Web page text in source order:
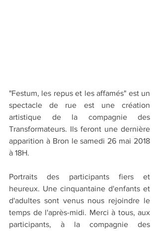
"Festum, les repus et les affamés" est un
spectacle de rue est une création
artistique de la compagnie des
Transformateurs. Ils feront une dernière
apparition à Bron le samedi 26 mai 2018
à 18H.
Portraits des participants fiers et
heureux. Une cinquantaine d'enfants et
d'adultes sont venus nous rejoindre le
temps de l'après-midi. Merci à tous, aux
participants, à la compagnie des